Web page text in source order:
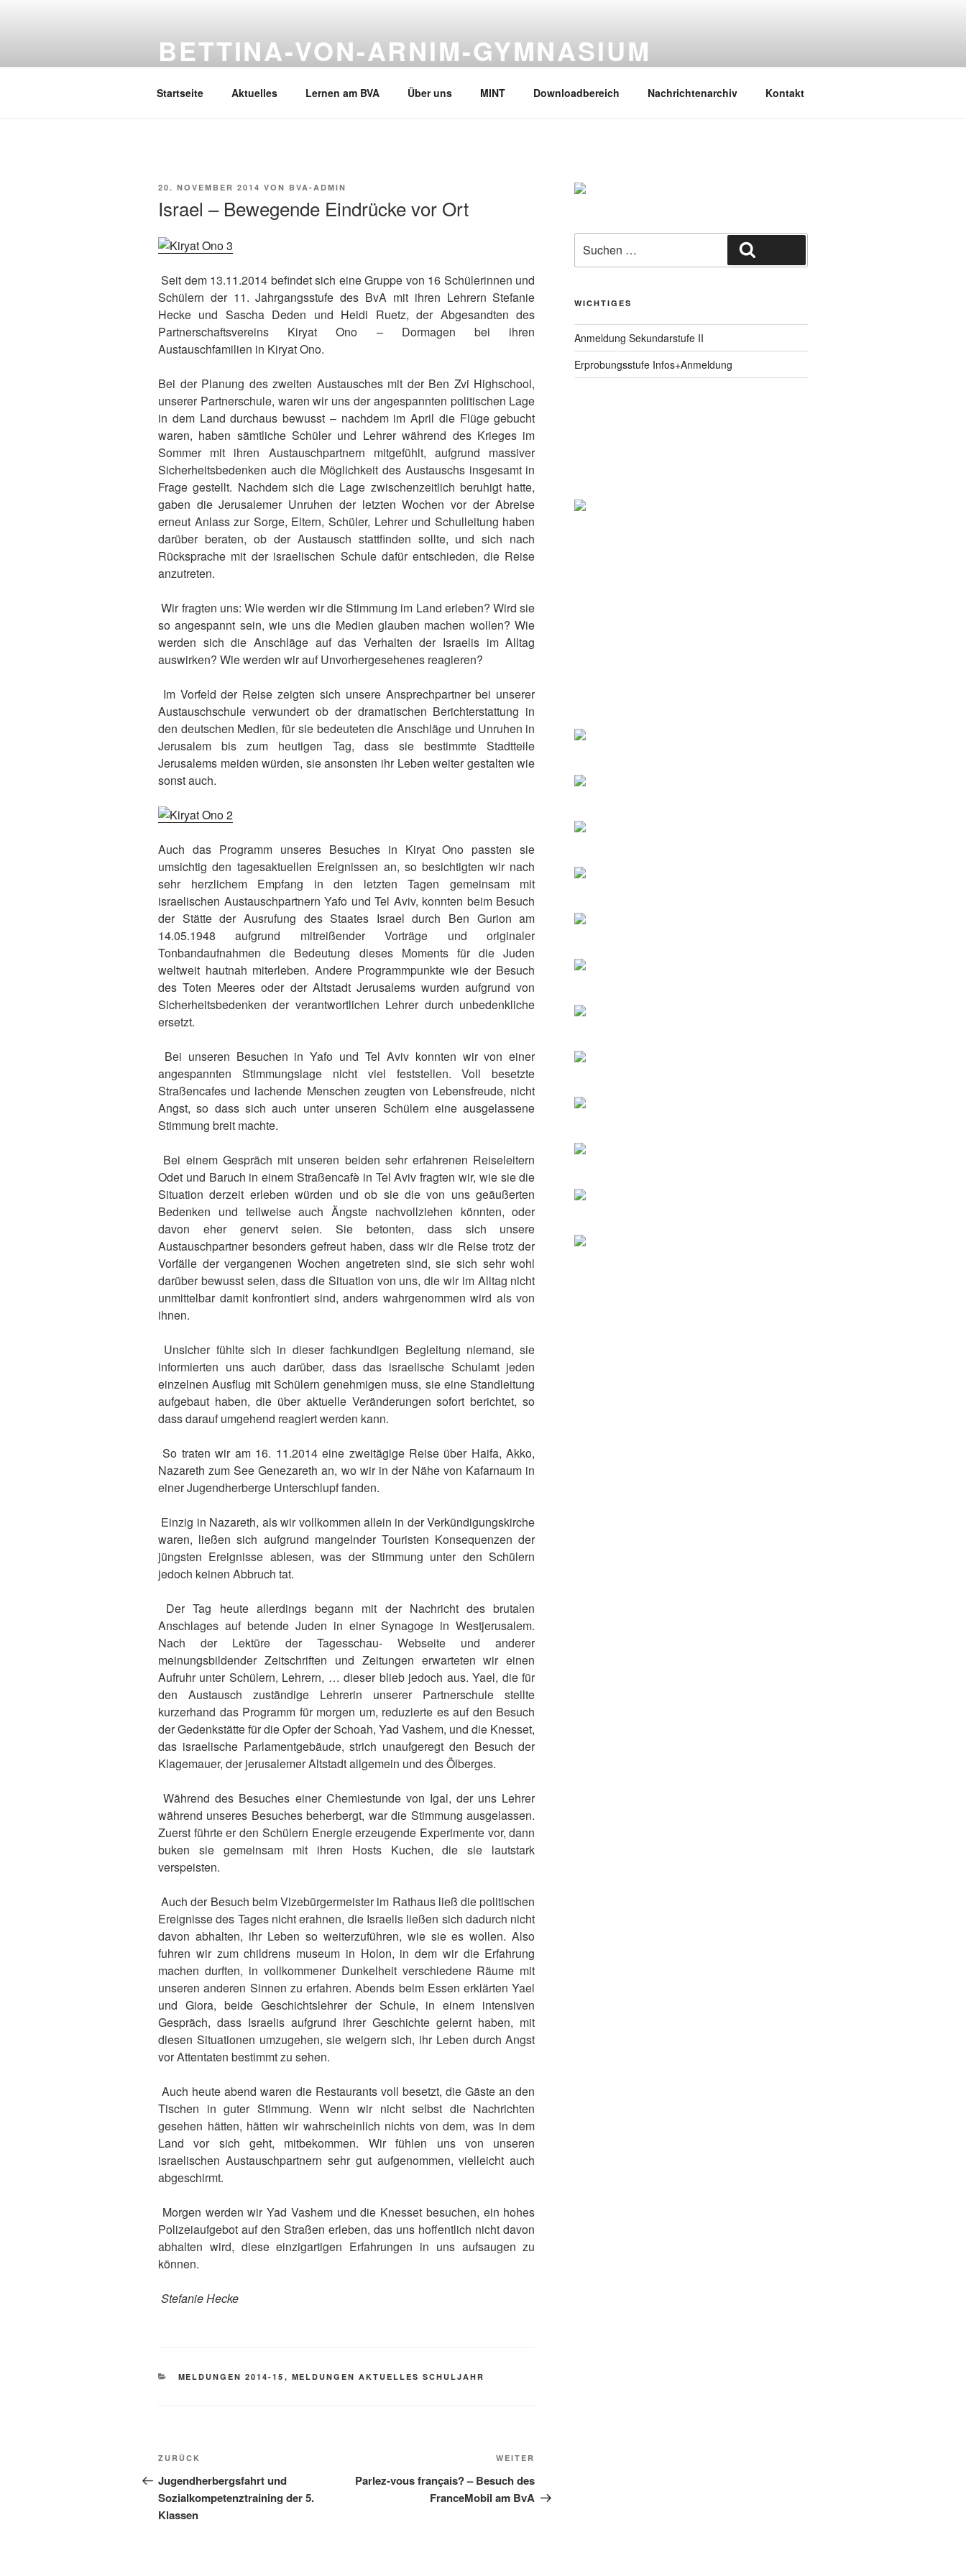
BETTINA-VON-ARNIM-GYMNASIUM
Startseite Aktuelles Lernen am BVA Über uns MINT Downloadbereich Nachrichtenarchiv Kontakt
VERÖFFENTLICHT
20. NOVEMBER 2014 VON BVA-ADMIN
Israel – Bewegende Eindrücke vor Ort
Seit dem 13.11.2014 befindet sich eine Gruppe von 16 Schülerinnen und
Schülern der 11. Jahrgangsstufe des BvA mit ihren Lehrern Stefanie
Hecke und Sascha Deden und Heidi Ruetz, der Abgesandten des
Partnerschaftsvereins Kiryat Ono – Dormagen bei ihren
Austauschfamilien in Kiryat Ono.
Bei der Planung des zweiten Austausches mit der Ben Zvi Highschool,
unserer Partnerschule, waren wir uns der angespannten politischen Lage
in dem Land durchaus bewusst – nachdem im April die Flüge gebucht
waren, haben sämtliche Schüler und Lehrer während des Krieges im
Sommer mit ihren Austauschpartnern mitgefühlt, aufgrund massiver
Sicherheitsbedenken auch die Möglichkeit des Austauschs insgesamt in
Frage gestellt. Nachdem sich die Lage zwischenzeitlich beruhigt hatte,
gaben die Jerusalemer Unruhen der letzten Wochen vor der Abreise
erneut Anlass zur Sorge, Eltern, Schüler, Lehrer und Schulleitung haben
darüber beraten, ob der Austausch stattfinden sollte, und sich nach
Rücksprache mit der israelischen Schule dafür entschieden, die Reise
anzutreten.
Wir fragten uns: Wie werden wir die Stimmung im Land erleben? Wird sie
so angespannt sein, wie uns die Medien glauben machen wollen? Wie
werden sich die Anschläge auf das Verhalten der Israelis im Alltag
auswirken? Wie werden wir auf Unvorhergesehenes reagieren?
Im Vorfeld der Reise zeigten sich unsere Ansprechpartner bei unserer
Austauschschule verwundert ob der dramatischen Berichterstattung in
den deutschen Medien, für sie bedeuteten die Anschläge und Unruhen in
Jerusalem bis zum heutigen Tag, dass sie bestimmte Stadtteile
Jerusalems meiden würden, sie ansonsten ihr Leben weiter gestalten wie
sonst auch.
Auch das Programm unseres Besuches in Kiryat Ono passten sie
umsichtig den tagesaktuellen Ereignissen an, so besichtigten wir nach
sehr herzlichem Empfang in den letzten Tagen gemeinsam mit
israelischen Austauschpartnern Yafo und Tel Aviv, konnten beim Besuch
der Stätte der Ausrufung des Staates Israel durch Ben Gurion am
14.05.1948 aufgrund mitreißender Vorträge und originaler
Tonbandaufnahmen die Bedeutung dieses Moments für die Juden
weltweit hautnah miterleben. Andere Programmpunkte wie der Besuch
des Toten Meeres oder der Altstadt Jerusalems wurden aufgrund von
Sicherheitsbedenken der verantwortlichen Lehrer durch unbedenkliche
ersetzt.
Bei unseren Besuchen in Yafo und Tel Aviv konnten wir von einer
angespannten Stimmungslage nicht viel feststellen. Voll besetzte
Straßencafes und lachende Menschen zeugten von Lebensfreude, nicht
Angst, so dass sich auch unter unseren Schülern eine ausgelassene
Stimmung breit machte.
Bei einem Gespräch mit unseren beiden sehr erfahrenen Reiseleitern
Odet und Baruch in einem Straßencafè in Tel Aviv fragten wir, wie sie die
Situation derzeit erleben würden und ob sie die von uns geäußerten
Bedenken und teilweise auch Ängste nachvollziehen könnten, oder
davon eher genervt seien. Sie betonten, dass sich unsere
Austauschpartner besonders gefreut haben, dass wir die Reise trotz der
Vorfälle der vergangenen Wochen angetreten sind, sie sich sehr wohl
darüber bewusst seien, dass die Situation von uns, die wir im Alltag nicht
unmittelbar damit konfrontiert sind, anders wahrgenommen wird als von
ihnen.
Unsicher fühlte sich in dieser fachkundigen Begleitung niemand, sie
informierten uns auch darüber, dass das israelische Schulamt jeden
einzelnen Ausflug mit Schülern genehmigen muss, sie eine Standleitung
aufgebaut haben, die über aktuelle Veränderungen sofort berichtet, so
dass darauf umgehend reagiert werden kann.
So traten wir am 16. 11.2014 eine zweitägige Reise über Haifa, Akko,
Nazareth zum See Genezareth an, wo wir in der Nähe von Kafarnaum in
einer Jugendherberge Unterschlupf fanden.
Einzig in Nazareth, als wir vollkommen allein in der Verkündigungskirche
waren, ließen sich aufgrund mangelnder Touristen Konsequenzen der
jüngsten Ereignisse ablesen, was der Stimmung unter den Schülern
jedoch keinen Abbruch tat.
Der Tag heute allerdings begann mit der Nachricht des brutalen
Anschlages auf betende Juden in einer Synagoge in Westjerusalem.
Nach der Lektüre der Tagesschau- Webseite und anderer
meinungsbildender Zeitschriften und Zeitungen erwarteten wir einen
Aufruhr unter Schülern, Lehrern, … dieser blieb jedoch aus. Yael, die für
den Austausch zuständige Lehrerin unserer Partnerschule stellte
kurzerhand das Programm für morgen um, reduzierte es auf den Besuch
der Gedenkstätte für die Opfer der Schoah, Yad Vashem, und die Knesset,
das israelische Parlamentgebäude, strich unaufgeregt den Besuch der
Klagemauer, der jerusalemer Altstadt allgemein und des Ölberges.
Während des Besuches einer Chemiestunde von Igal, der uns Lehrer
während unseres Besuches beherbergt, war die Stimmung ausgelassen.
Zuerst führte er den Schülern Energie erzeugende Experimente vor, dann
buken sie gemeinsam mit ihren Hosts Kuchen, die sie lautstark
verspeisten.
Auch der Besuch beim Vizebürgermeister im Rathaus ließ die politischen
Ereignisse des Tages nicht erahnen, die Israelis ließen sich dadurch nicht
davon abhalten, ihr Leben so weiterzuführen, wie sie es wollen. Also
fuhren wir zum childrens museum in Holon, in dem wir die Erfahrung
machen durften, in vollkommener Dunkelheit verschiedene Räume mit
unseren anderen Sinnen zu erfahren. Abends beim Essen erklärten Yael
und Giora, beide Geschichtslehrer der Schule, in einem intensiven
Gespräch, dass Israelis aufgrund ihrer Geschichte gelernt haben, mit
diesen Situationen umzugehen, sie weigern sich, ihr Leben durch Angst
vor Attentaten bestimmt zu sehen.
Auch heute abend waren die Restaurants voll besetzt, die Gäste an den
Tischen in guter Stimmung. Wenn wir nicht selbst die Nachrichten
gesehen hätten, hätten wir wahrscheinlich nichts von dem, was in dem
Land vor sich geht, mitbekommen. Wir fühlen uns von unseren
israelischen Austauschpartnern sehr gut aufgenommen, vielleicht auch
abgeschirmt.
Morgen werden wir Yad Vashem und die Knesset besuchen, ein hohes
Polizeiaufgebot auf den Straßen erleben, das uns hoffentlich nicht davon
abhalten wird, diese einzigartigen Erfahrungen in uns aufsaugen zu
können.
Stefanie Hecke
KATEGORIEN
MELDUNGEN 2014-15 , MELDUNGEN AKTUELLES SCHULJAHR
Beitragsnavigation
Vorheriger
Beitrag
ZURÜCK
Jugendherbergsfahrt und
Sozialkompetenztraining der 5.
Klassen
Beitrag
WEITER
Parlez-vous français? – Besuch des
FranceMobil am BvA
nach:
WICHTIGES
Anmeldung Sekundarstufe II
Erprobungsstufe Infos+Anmeldung